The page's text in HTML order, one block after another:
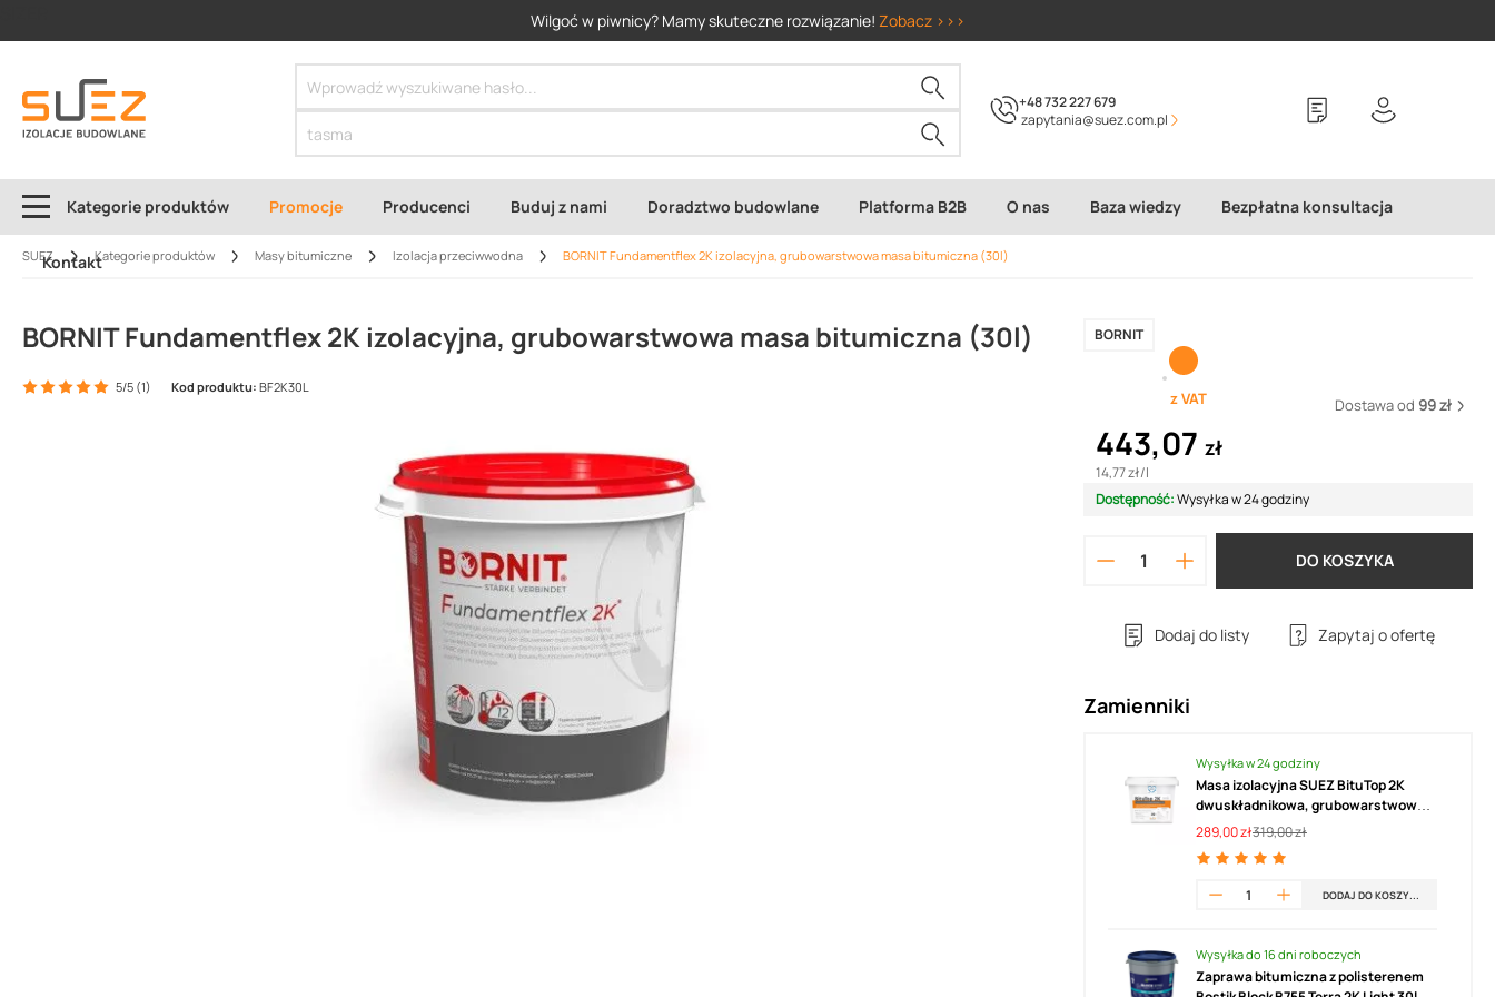
Wilgoć w piwnicy? Mamy skuteczne rozwiązanie! Zobacz >>>
+48 732 227 679
zapytania@suez.com.pl
Kategorie produktów Promocje Producenci Buduj z nami Doradztwo budowlane Platforma B2B O nas Baza wiedzy Bezpłatna konsultacja
Kontakt
SUEZ Kategorie produktów Masy bitumiczne Izolacja przeciwwodna BORNIT Fundamentflex 2K izolacyjna, grubowarstwowa masa bitumiczna (30l)
BORNIT Fundamentflex 2K izolacyjna, grubowarstwowa masa bitumiczna (30l) BORNIT
5/5 (1) Kod produktu: BF2K30L
z VAT Dostawa od 99 zł
443,07 zł
14,77 zł/l
Dostępność:Wysyłka w 24 godziny
DO KOSZYKA
Dodaj do listy Zapytaj o ofertę
Zamienniki
Wysyłka w 24 godziny
Masa izolacyjna SUEZ BituTop 2K
dwuskładnikowa, grubowarstwowa,
bitumiczna
289,00 zł319,00 zł
DODAJ DO KOSZYKA
Wysyłka do 16 dni roboczych
Zaprawa bitumiczna z polisterenem